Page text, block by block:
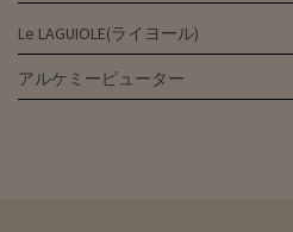
Le LAGUIOLE(ライヨール)
アルケミーピューター